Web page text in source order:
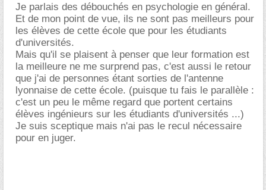
Je parlais des débouchés en psychologie en général.
Et de mon point de vue, ils ne sont pas meilleurs pour
les élèves de cette école que pour les étudiants
d'universités.
Mais qu'il se plaisent à penser que leur formation est
la meilleure ne me surprend pas, c'est aussi le retour
que j'ai de personnes étant sorties de l'antenne
lyonnaise de cette école. (puisque tu fais le parallèle :
c'est un peu le même regard que portent certains
élèves ingénieurs sur les étudiants d'universités ...)
Je suis sceptique mais n'ai pas le recul nécessaire
pour en juger.